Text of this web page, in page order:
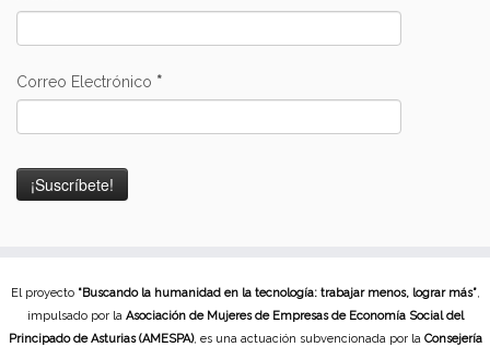
Correo Electrónico *
El proyecto “Buscando la humanidad en la tecnología: trabajar menos, lograr más”,
impulsado por la Asociación de Mujeres de Empresas de Economía Social del
Principado de Asturias (AMESPA), es una actuación subvencionada por la Consejería